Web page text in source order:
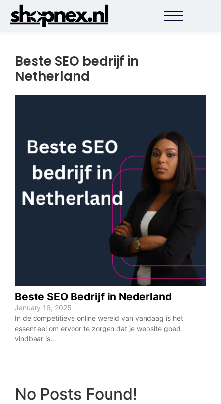
Beste SEO bedrijf in
Netherland
Beste SEO Bedrijf in Nederland
January 16, 2025
In de competitieve online wereld van vandaag is het
essentieel om ervoor te zorgen dat je website goed
vindbaar is…
No Posts Found!